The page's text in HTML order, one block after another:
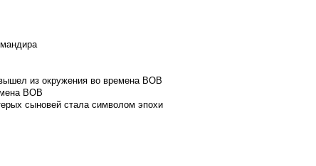
из окружения во времена ВОВ
ВОВ
сыновей стала символом эпохи